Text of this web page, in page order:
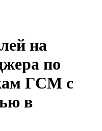
на
по
ГСМ с
в